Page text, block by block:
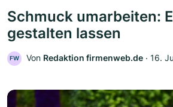
Schmuck umarbeiten:
gestalten lassen
FW Von Redaktion firmenweb.de ‧ 16.